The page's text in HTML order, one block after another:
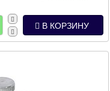
В КОРЗИНУ